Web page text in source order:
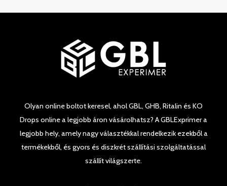
Olyan online boltot keresel, ahol GBL, GHB, Ritalin és KO
Drops online a legjobb áron vásárolhatsz? A GBLExprimer a
legjobb hely, amely nagy választékkal rendelkezik ezekből a
termékekből, és gyors és diszkrét szállítási szolgáltatással
szállít világszerte.